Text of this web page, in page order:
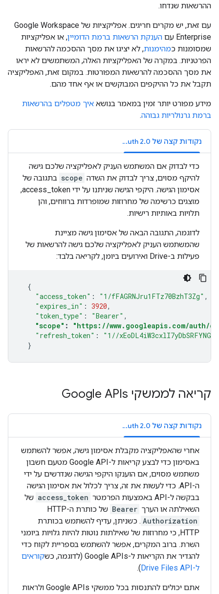
ההרשאות שנדחו.
עם זאת, יש מקרים חריגים. אפליקציות של Google Workspace
Enterprise עם
הענקת הרשאות ברמת הדומיין, או אפליקציות
שמסומנות כמהימנות, לא יציגו את מסך ההסכמה להרשאות
הפרטניות. במקרה של האפליקציות האלה, המשתמשים לא יראו
את מסך ההסכמה להרשאות המפורטות. במקום זאת, האפליקציה
תקבל את כל ההיקפים המבוקשים או אף אחד מהם.
מידע מפורט יותר זמין במאמר בנושא איך מטפלים בהרשאות
ברמת גרנולריות גבוהה.
נקודות קצה של OAuth 2.0
כדי לבדוק אם המשתמש העניק לאפליקציה שלכם גישה
להיקף מסוים, צריך לבדוק את השדה scope בתגובה של
אסימון הגישה. היקפי הגישה שניתנו על ידי access_token,
מוצגים כרשימה של מחרוזות שמופרדות ברווחים, והן
תלויות באותיות רישיות.
לדוגמה, התגובה הבאה של אסימון גישה מציינת
שהמשתמש העניק לאפליקציה שלכם גישה להרשאות של
פעילות ב-Drive ואירועים ביומן, לקריאה בלבד:
{
"access_token" : "1/fFAGRNJru1FTz70BzhT3Zg" ,
"expires_in" : 3920,
"token_type" : "Bearer" ,
"scope" :
"https://www.googleapis.com/auth/
"refresh_token" :
"1//
}
קריאה לממשקי Google APIs
נקודות קצה של OAuth 2.0
אחרי שהאפליקציה מקבלת אסימון גישה, אפשר להשתמש
באסימון כדי לבצע קריאות ל-Google API מטעם חשבון
משתמש מסוים, אם הוענקו היקפי הגישה שנדרשים על ידי
ה-API. כדי לעשות את זה, צריך לכלול את אסימון הגישה
בבקשה ל-API באמצעות הפרמטר
access_token של
השאילתה או הערך Bearer של כותרת ה-HTTP
Authorization . כשניתן, עדיף להשתמש בכותרת
HTTP, כי מחרוזות של שאילתות נוטות להיות גלויות ביומני
השרת. ברוב המקרים, אפשר להשתמש בספריית לקוח כדי
להגדיר את הקריאות ל-Google APIs (לדוגמה, כש
קוראים
ל-Drive Files API
).
אתם יכולים להתנסות בכל ממשקי Google APIs ולראות